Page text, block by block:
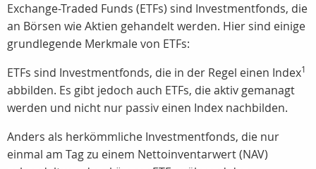
Exchange-Traded Funds (ETFs) sind Investmentfonds, die
an Börsen wie Aktien gehandelt werden. Hier sind einige
grundlegende Merkmale von ETFs:
ETFs sind Investmentfonds, die in der Regel einen Index1
abbilden. Es gibt jedoch auch ETFs, die aktiv gemanagt
werden und nicht nur passiv einen Index nachbilden.
Anders als herkömmliche Investmentfonds, die nur
einmal am Tag zu einem Nettoinventarwert (NAV)